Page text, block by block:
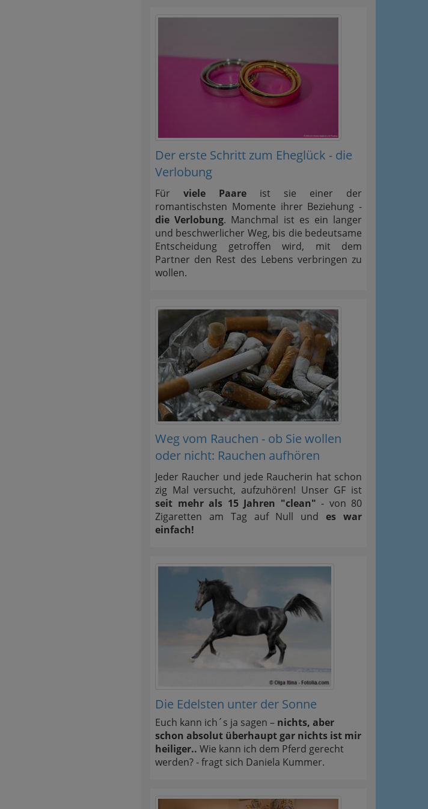
Der erste Schritt zum Eheglück - die
Verlobung
Für viele Paare ist sie einer der
romantischsten Momente ihrer Beziehung -
die Verlobung. Manchmal ist es ein langer
und beschwerlicher Weg, bis die bedeutsame
Entscheidung getroffen wird, mit dem
Partner den Rest des Lebens verbringen zu
wollen.
Weg vom Rauchen - ob Sie wollen
oder nicht: Rauchen aufhören
Jeder Raucher und jede Raucherin hat schon
zig Mal versucht, aufzuhören! Unser GF ist
seit mehr als 15 Jahren "clean" - von 80
Zigaretten am Tag auf Null undes war
einfach!
Die Edelsten unter der Sonne
Euch kann ich´s ja sagen – nichts, aber
schon absolut überhaupt gar nichts ist mir
heiliger.. Wie kann ich dem Pferd gerecht
werden? - fragt sich Daniela Kummer.